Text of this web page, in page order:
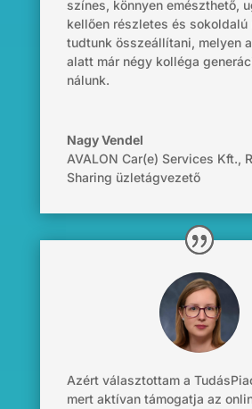
színes, könnyen emészthető,
kellően részletes és sokoldalú
tudtunk összeállítani, melyen
alatt már négy kolléga
nálunk.
Nagy Vendel
AVALON Car(e) Services Kft.,
Sharing üzletágvezető
Azért választottam a
mert aktívan támogatja az